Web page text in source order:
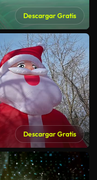
Descargar Gratis
Descargar Gratis